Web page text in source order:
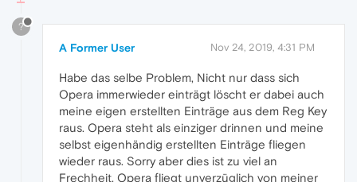
?
A Former User Nov 24, 2019, 4:31 PM
Habe das selbe Problem, Nicht nur dass sich
Opera immerwieder einträgt löscht er dabei auch
meine eigen erstellten Einträge aus dem Reg Key
raus. Opera steht als einziger drinnen und meine
selbst eigenhändig erstellten Einträge fliegen
wieder raus. Sorry aber dies ist zu viel an
Frechheit. Opera fliegt unverzüglich von meiner